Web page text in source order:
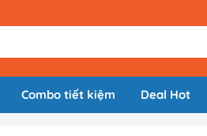
Combo tiết kiệm Deal Hot